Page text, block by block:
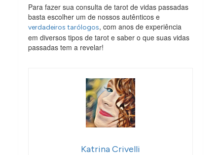
Para fazer sua consulta de tarot de vidas passadas
basta escolher um de nossos autênticos e
verdadeiros tarólogos, com anos de experiência
em diversos tipos de tarot e saber o que suas vidas
passadas tem a revelar!
Katrina Crivelli